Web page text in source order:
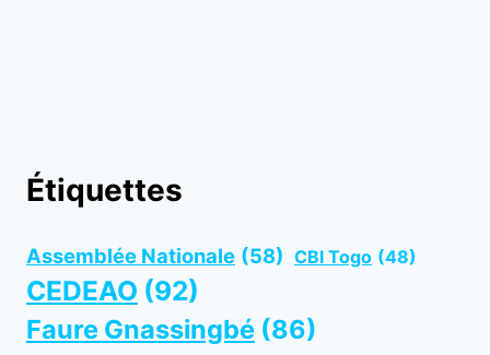
Étiquettes
Assemblée Nationale (58) CBI Togo (48)
CEDEAO (92)
Faure Gnassingbé (86)